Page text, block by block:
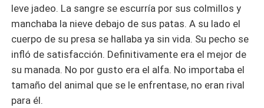
leve jadeo. La sangre se escurría por sus colmillos y
manchaba la nieve debajo de sus patas. A su lado el
cuerpo de su presa se hallaba ya sin vida. Su pecho se
infló de satisfacción. Definitivamente era el mejor de
su manada. No por gusto era el alfa. No importaba el
tamaño del animal que se le enfrentase, no eran rival
para él.